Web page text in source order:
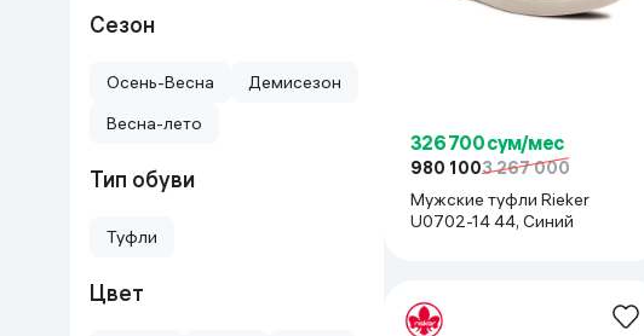
Сезон
Осень-Весна
Демисезон
Весна-лето
Тип обуви
Туфли
Цвет
326 700 сум/мес
980 1003 267 000
Мужские туфли Rieker
U0702-14 44, Синий